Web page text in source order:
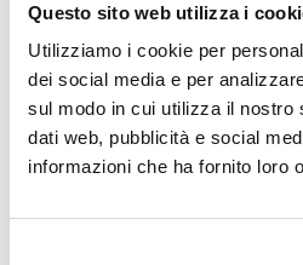
Questo sito web utilizza i
Utilizziamo i cookie per
dei social media e per
sul modo in cui utilizza il nostro
dati web, pubblicità e social
informazioni che ha fornito loro